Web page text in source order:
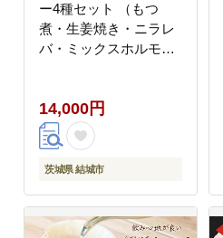
ー4種セット （もつ
煮・生姜焼き・ニラレ
バ・ミックスホルモ
城県 結城市 惣菜 冷凍
豚 肉料理 湯煎で温め
おかず おつまみ 人気メ
ニュー 【配送不可地域
yuki_jan1_2_4p---
14,000円
茨城県 結城市